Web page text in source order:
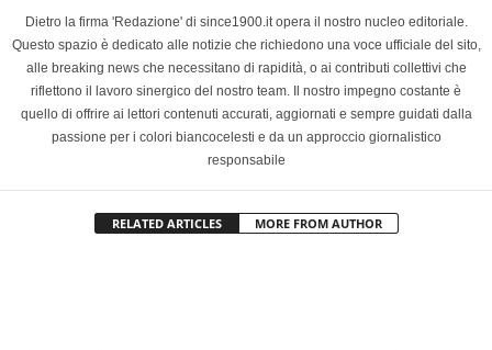
Dietro la firma 'Redazione' di since1900.it opera il nostro nucleo editoriale.
Questo spazio è dedicato alle notizie che richiedono una voce ufficiale del sito,
alle breaking news che necessitano di rapidità, o ai contributi collettivi che
riflettono il lavoro sinergico del nostro team. Il nostro impegno costante è
quello di offrire ai lettori contenuti accurati, aggiornati e sempre guidati dalla
passione per i colori biancocelesti e da un approccio giornalistico
responsabile
RELATED ARTICLES MORE FROM AUTHOR